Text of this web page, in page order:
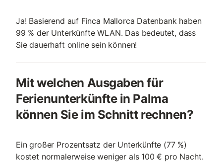
Ja! Basierend auf Finca Mallorca Datenbank haben
99 % der Unterkünfte WLAN. Das bedeutet, dass
Sie dauerhaft online sein können!
Mit welchen Ausgaben für
Ferienunterkünfte in Palma
können Sie im Schnitt rechnen?
Ein großer Prozentsatz der Unterkünfte (77 %)
kostet normalerweise weniger als 100 € pro Nacht.